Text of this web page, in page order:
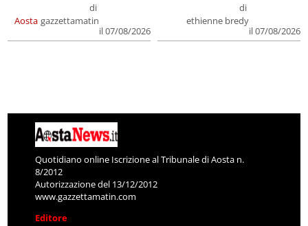
Aosta
di
gazzettamatin
il 07/08/2026
di
ethienne bredy
il 07/08/2026
Quotidiano online Iscrizione al Tribunale di Aosta n.
8/2012
Autorizzazione del 13/12/2012
www.gazzettamatin.com
Editore